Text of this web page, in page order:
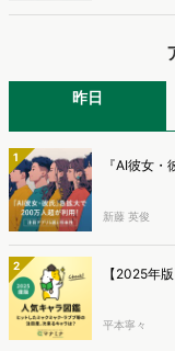
ようにして
す。新商品
ウンロード
昨日
1 『AI彼女
新藤 英俊
2 【2025年
平本寧々